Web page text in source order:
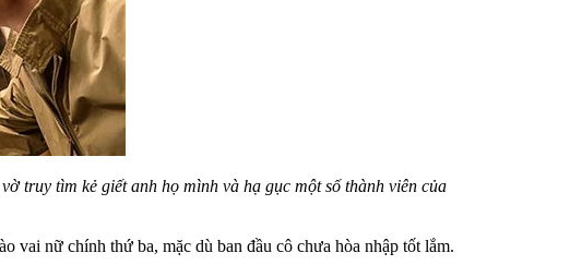
truy tìm kẻ giết anh họ mình và hạ gục một số thành viên của
vai nữ chính thứ ba, mặc dù ban đầu cô chưa hòa nhập tốt lắm.